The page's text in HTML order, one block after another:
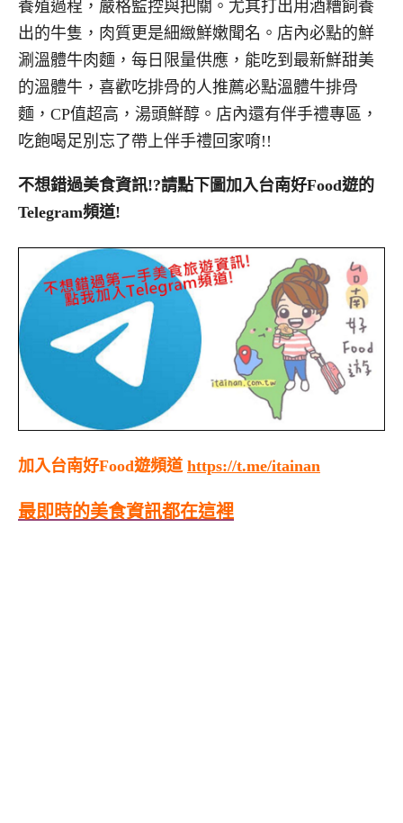
養殖過程，嚴格監控與把關。尤其打出用酒糟飼養
出的牛隻，肉質更是細緻鮮嫩聞名。店內必點的鮮
涮溫體牛肉麵，每日限量供應，能吃到最新鮮甜美
的溫體牛，喜歡吃排骨的人推薦必點溫體牛排骨
麵，CP值超高，湯頭鮮醇。店內還有伴手禮專區，
吃飽喝足別忘了帶上伴手禮回家唷!!
不想錯過美食資訊!?請點下圖加入台南好Food遊的
Telegram頻道!
加入台南好Food遊頻道 https://t.me/itainan
最即時的美食資訊都在這裡